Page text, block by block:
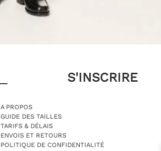
A PROPOS
GUIDE DES TAILLES
TARIFS & DÉLAIS
ENVOIS ET RETOURS
POLITIQUE DE CONFIDENTIALITÉ